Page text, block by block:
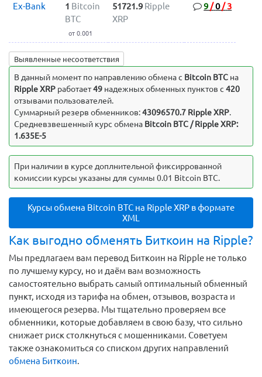
Ex-Bank 1 Bitcoin
BTC
от 0.001
51721.9 Ripple
XRP
9 /0/ 3
Выявленные несоответствия
В данный момент по направлению обмена c Bitcoin BTCна
Ripple XRPработает49надежных обменных пунктов с 420
отзывами пользователей.
Суммарный резерв обменников:43096570.7 Ripple XRP.
Средневзвешенный курс обмена Bitcoin BTC / Ripple XRP:
1.635E-5
При наличии в курсе доплнительной фиксиррованной
комиссии курсы указаны для суммы 0.01 Bitcoin BTC.
Курсы обмена Bitcoin BTC на Ripple XRP в формате
XML
Как выгодно обменять Биткоин на Ripple?
Мы предлагаем вам перевод Биткоин на Ripple не только
по лучшему курсу, но и даём вам возможность
самостоятельно выбрать самый оптимальный обменный
пункт, исходя из тарифа на обмен, отзывов, возраста и
имеющегося резерва. Мы тщательно проверяем все
обменники, которые добавляем в свою базу, что сильно
снижает риск столкнуться с мошенниками. Советуем
также ознакомиться со списком других направлений
обмена Биткоин.